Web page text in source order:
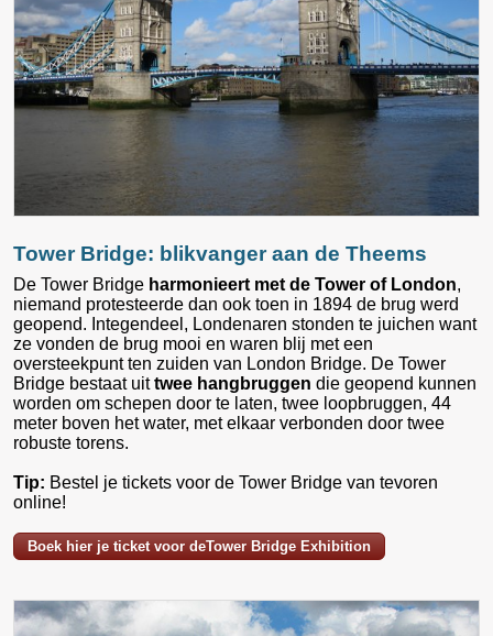
Tower Bridge: blikvanger aan de Theems
De Tower Bridge harmonieert met de Tower of London,
niemand protesteerde dan ook toen in 1894 de brug werd
geopend. Integendeel, Londenaren stonden te juichen want
ze vonden de brug mooi en waren blij met een
oversteekpunt ten zuiden van London Bridge. De Tower
Bridge bestaat uittwee hangbruggen die geopend kunnen
worden om schepen door te laten, twee loopbruggen, 44
meter boven het water, met elkaar verbonden door twee
robuste torens.
Tip: Bestel je tickets voor de Tower Bridge van tevoren
online!
Boek hier je ticket voor deTower Bridge Exhibition